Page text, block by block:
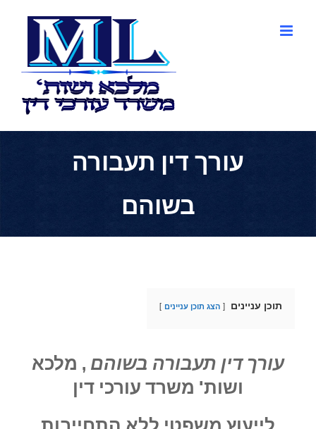
עורך דין תעבורה
בשוהם
תוכן עניינים הצג תוכן עניינים
עורך דין תעבורה בשוהם , מלכא
ושות' משרד עורכי דין